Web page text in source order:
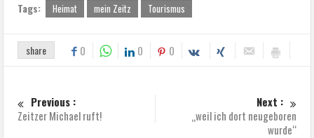
Tags: Heimat mein Zeitz Tourismus
share 0 0 0
Previous :
Zeitzer Michael ruft!
Next :
„weil ich dort neugeboren
wurde“